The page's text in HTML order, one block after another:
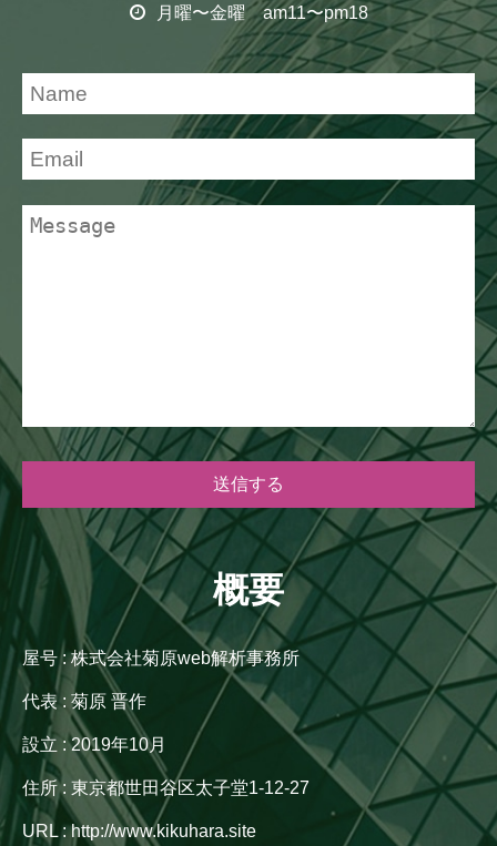
概要
屋号 : 株式会社菊原web解析事務所
代表 : 菊原 晋作
設立 : 2019年10月
住所 : 東京都世田谷区太子堂1-12-27
URL : http://www.kikuhara.site
月曜〜金曜 am11〜pm18